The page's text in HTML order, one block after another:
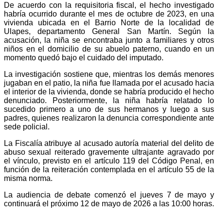
De acuerdo con la requisitoria fiscal, el hecho investigado
habría ocurrido durante el mes de octubre de 2023, en una
vivienda ubicada en el Barrio Norte de la localidad de
Ulapes, departamento General San Martín. Según la
acusación, la niña se encontraba junto a familiares y otros
niños en el domicilio de su abuelo paterno, cuando en un
momento quedó bajo el cuidado del imputado.
La investigación sostiene que, mientras los demás menores
jugaban en el patio, la niña fue llamada por el acusado hacia
el interior de la vivienda, donde se habría producido el hecho
denunciado. Posteriormente, la niña habría relatado lo
sucedido primero a uno de sus hermanos y luego a sus
padres, quienes realizaron la denuncia correspondiente ante
sede policial.
La Fiscalía atribuye al acusado autoría material del delito de
abuso sexual reiterado gravemente ultrajante agravado por
el vínculo, previsto en el artículo 119 del Código Penal, en
función de la reiteración contemplada en el artículo 55 de la
misma norma.
La audiencia de debate comenzó el jueves 7 de mayo y
continuará el próximo 12 de mayo de 2026 a las 10:00 horas.